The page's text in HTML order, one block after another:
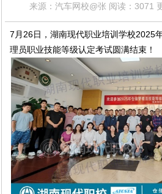
来源：汽车网校@张 阅读：3071
7月26日，湖南现代职业培训学校2025
理员职业技能等级认定考试圆满结束！